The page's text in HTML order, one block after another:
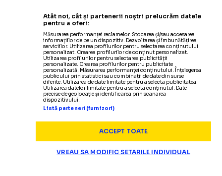
Atât noi, cât și partenerii noștri prelucrăm datele
pentru a oferi:
Măsurarea performanței reclamelor. Stocarea și/sau accesarea
informațiilor de pe un dispozitiv. Dezvoltarea și îmbunătățirea
serviciilor. Utilizarea profilurilor pentru selectarea conținutului
personalizat. Crearea profilurilor de conținut personalizat.
Utilizarea profilurilor pentru selectarea publicității
personalizate. Crearea profilurilor pentru publicitate
personalizată. Măsurarea performanței conținutului. Înțelegerea
publicului prin statistici sau combinații de date din surse
diferite. Utilizarea de date limitate pentru a selecta publicitatea.
Utilizarea datelor limitate pentru a selecta conținutul. Date
precise de geolocație și identificarea prin scanarea
dispozitivului.
Listă parteneri (furnizori)
ACCEPT TOATE
VREAU SA MODIFIC SETARILE INDIVIDUAL